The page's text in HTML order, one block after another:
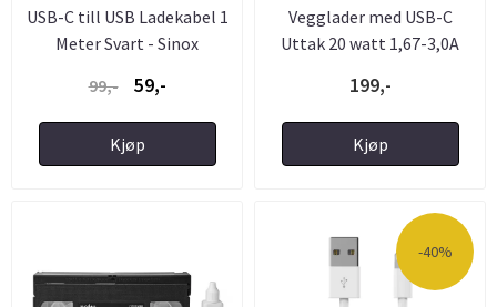
USB-C till USB Ladekabel 1
Meter Svart - Sinox
99,-
59,-
Kjøp
Vegglader med USB-C
Uttak 20 watt 1,67-3,0A
199,-
Kjøp
-40%